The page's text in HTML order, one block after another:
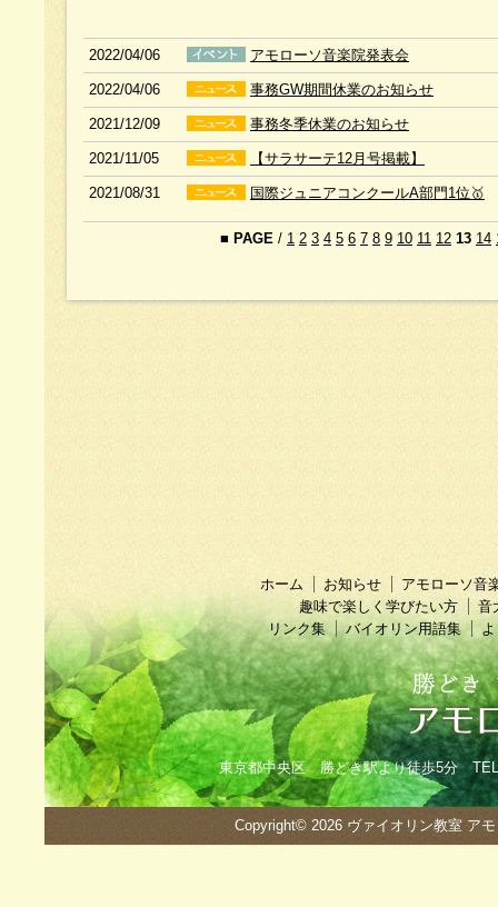
2022/04/06 アモローソ音楽院発表会
2022/04/06 事務GW期間休業のお知らせ
2021/12/09 事務冬季休業のお知らせ
2021/11/05 【サラサーテ12月号掲載】
2021/08/31 国際ジュニアコンクールA部門1位🥇
■ PAGE / 1 2 3 4 5 6 7 8 9 10 11 12 13 14
ホーム お知らせ
アモローソ音
趣味で楽しく学びたい方
音
リンク集
バイオリン用語集
東京都中央区 勝どき駅より徒歩5分
Copyright© 2026 ヴァイオリン教室 ア